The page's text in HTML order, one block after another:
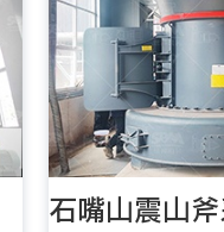
石嘴山震山